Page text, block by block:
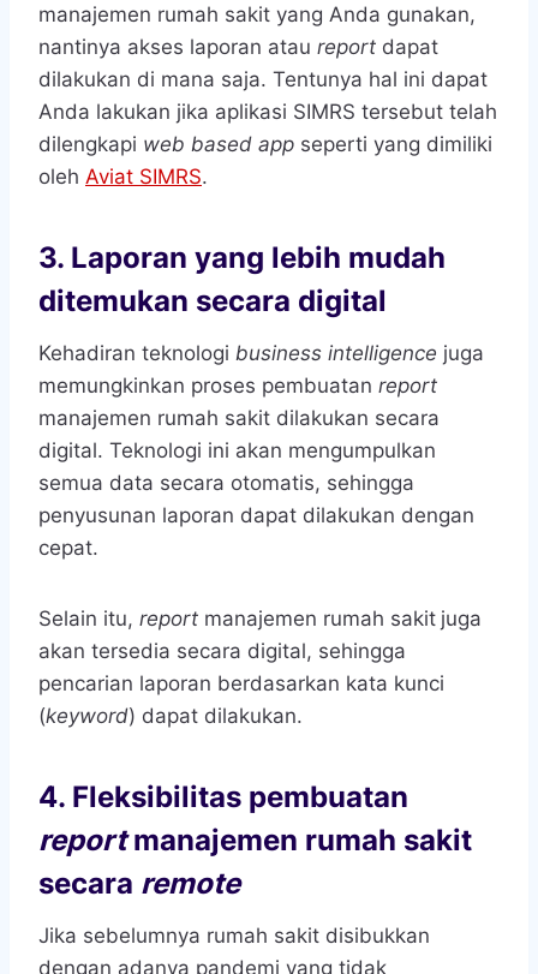
manajemen rumah sakit yang Anda gunakan,
nantinya akses laporan atau report dapat
dilakukan di mana saja. Tentunya hal ini dapat
Anda lakukan jika aplikasi SIMRS tersebut telah
dilengkapi web based app seperti yang dimiliki
oleh Aviat SIMRS.
3. Laporan yang lebih mudah
ditemukan secara digital
Kehadiran teknologi business intelligence juga
memungkinkan proses pembuatan report
manajemen rumah sakit dilakukan secara
digital. Teknologi ini akan mengumpulkan
semua data secara otomatis, sehingga
penyusunan laporan dapat dilakukan dengan
cepat.
Selain itu, report manajemen rumah sakit juga
akan tersedia secara digital, sehingga
pencarian laporan berdasarkan kata kunci
(keyword) dapat dilakukan.
4. Fleksibilitas pembuatan
reportmanajemen rumah sakit
secara remote
Jika sebelumnya rumah sakit disibukkan
dengan adanya pandemi yang tidak